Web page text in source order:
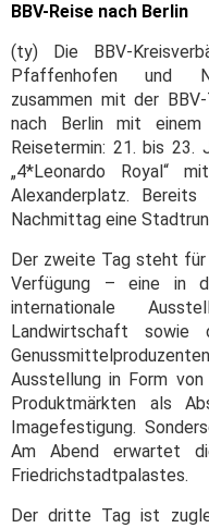
BBV-Reise nach Berlin
(ty) Die BBV-
Pfaffenhofen und
zusammen mit der
nach Berlin mit einem
Reisetermin: 21. bis
„4*Leonardo Royal“
Alexanderplatz.
Nachmittag eine
Der zweite Tag steht für
Verfügung – eine in
internationale
Landwirtschaft sowie
Ausstellung in Form von
Produktmärkten als
Imagefestigung.
Am Abend erwartet
Friedrichstadtpalastes.
Der dritte Tag ist